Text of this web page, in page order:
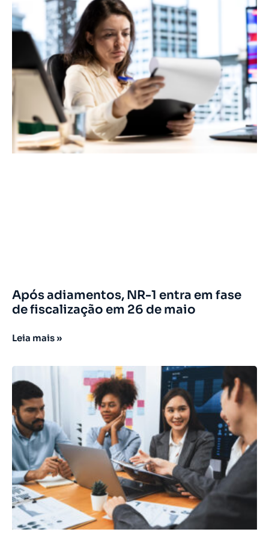
Após adiamentos, NR-1 entra em fase
de fiscalização em 26 de maio
Leia mais »